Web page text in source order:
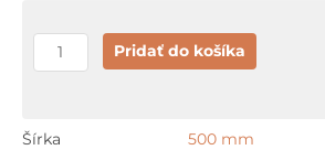
množstvo
Aquatek
Pridať do košíka
Šírka 500 mm